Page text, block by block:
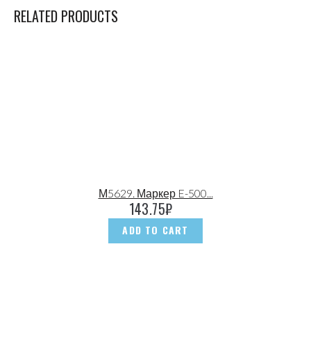
RELATED PRODUCTS
М5629. Маркер E-500...
143.75₽
ADD TO CART